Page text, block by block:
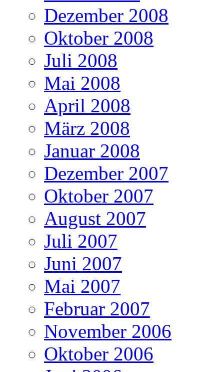
Dezember 2008
Oktober 2008
Juli 2008
Mai 2008
April 2008
März 2008
Januar 2008
Dezember 2007
Oktober 2007
August 2007
Juli 2007
Juni 2007
Mai 2007
Februar 2007
November 2006
Oktober 2006